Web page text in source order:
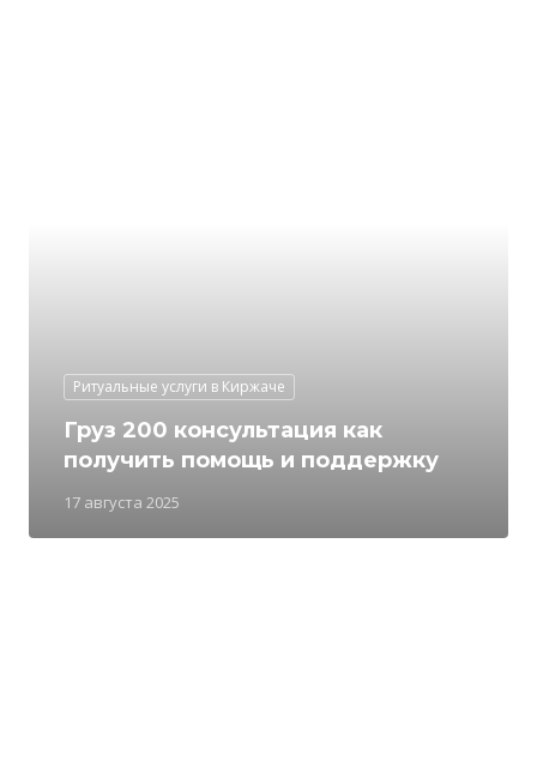
Ритуальные услуги в Киржаче
17 августа 2025
Груз 200 консультация как
получить помощь и поддержку